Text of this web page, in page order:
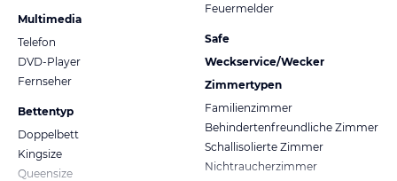
Multimedia
Telefon
DVD-Player
Fernseher
Bettentyp
Doppelbett
Kingsize
Queensize
Feuermelder
Safe
Weckservice/Wecker
Zimmertypen
Familienzimmer
Behindertenfreundliche Zimmer
Schallisolierte Zimmer
Nichtraucherzimmer